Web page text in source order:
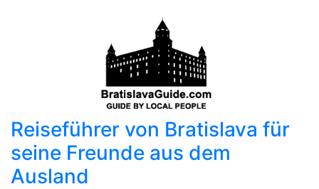
Reiseführer von Bratislava für
seine Freunde aus dem
Ausland